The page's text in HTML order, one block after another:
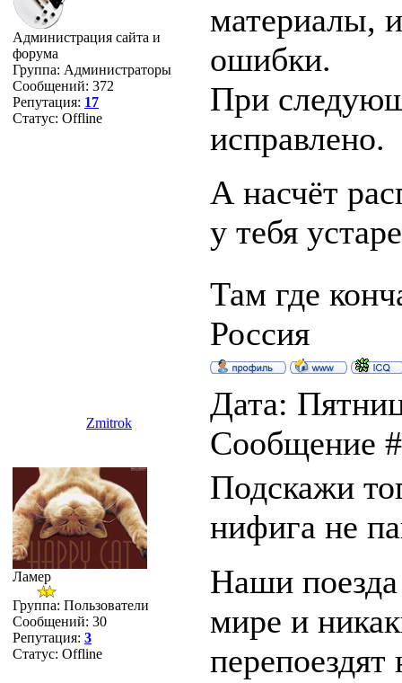
Администрация сайта и
форума
Группа: Администраторы
Сообщений: 372
Репутация: 17
Статус: Offline
материалы,
ошибки.
При
исправлено.
А насчёт
у тебя
Там где
Россия
Zmitrok
Дата:
Сообщение
Ламер
Группа: Пользователи
Сообщений: 30
Репутация: 3
Статус: Offline
Подскажи
нифига не
Наши
мире и